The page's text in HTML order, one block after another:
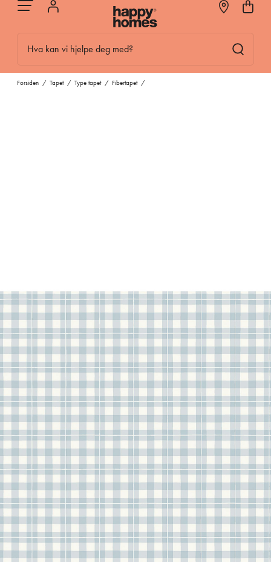
Hva kan vi hjelpe deg med?
Forsiden / Tapet / Type tapet / Fibertapet /